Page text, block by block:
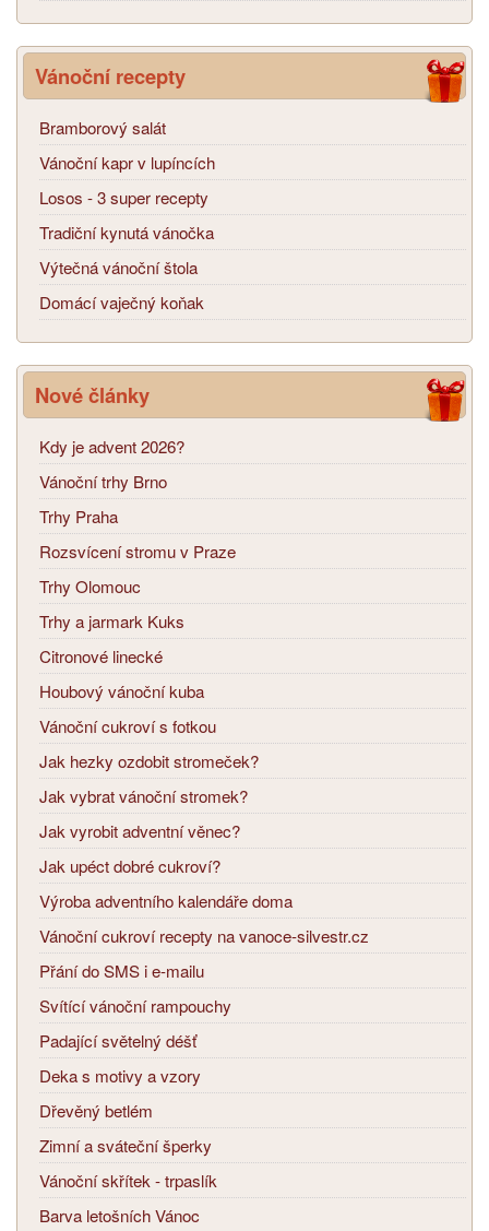
Vánoční recepty
Bramborový salát
Vánoční kapr v lupíncích
Losos - 3 super recepty
Tradiční kynutá vánočka
Výtečná vánoční štola
Domácí vaječný koňak
Nové články
Kdy je advent 2026?
Vánoční trhy Brno
Trhy Praha
Rozsvícení stromu v Praze
Trhy Olomouc
Trhy a jarmark Kuks
Citronové linecké
Houbový vánoční kuba
Vánoční cukroví s fotkou
Jak hezky ozdobit stromeček?
Jak vybrat vánoční stromek?
Jak vyrobit adventní věnec?
Jak upéct dobré cukroví?
Výroba adventního kalendáře doma
Vánoční cukroví recepty na vanoce-silvestr.cz
Přání do SMS i e-mailu
Svítící vánoční rampouchy
Padající světelný déšť
Deka s motivy a vzory
Dřevěný betlém
Zimní a sváteční šperky
Vánoční skřítek - trpaslík
Barva letošních Vánoc